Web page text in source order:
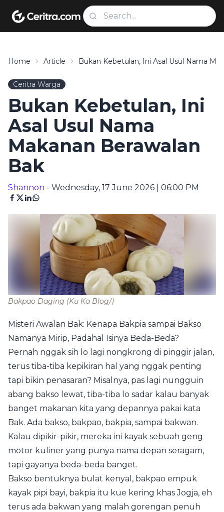
Home Article Bukan Kebetulan, Ini Asal Usul Nama
Ceritra Warga
Bukan Kebetulan, Ini
Asal Usul Nama
Makanan Berawalan
Bak
Shannon - Wednesday, 17 June 2026 | 06:00 PM
Bakpao Daging (Ku Ka Blog/)
Misteri Awalan Bak: Kenapa Bakpia sampai Bakso
Namanya Mirip, Padahal Isinya Beda-Beda?
Pernah nggak sih lo lagi nongkrong di pinggir jalan,
terus tiba-tiba kepikiran hal yang nggak penting
tapi bikin penasaran? Misalnya, pas lagi nungguin
abang bakso lewat, tiba-tiba lo sadar kalau banyak
banget makanan kita yang depannya pakai kata
Bak. Ada bakso, bakpao, bakpia, sampai bakwan.
Kalau dipikir-pikir, mereka ini kayak sebuah geng
motor kuliner yang punya nama depan seragam,
tapi gayanya beda-beda banget.
Bakso bentuknya bulat kenyal, bakpao empuk
kayak pipi bayi, bakpia itu kue kering khas Jogja, eh
terus ada bakwan yang malah gorengan penuh